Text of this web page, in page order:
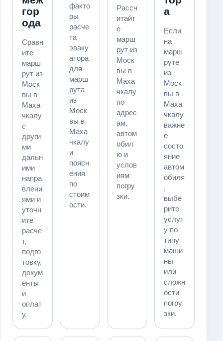
гор
ода
Сравн
ите
марш
рут из
Моск
вы в
Маха
чкалу
с
други
ми
дальн
ими
напра
влени
ями и
уточн
ите
расче
т,
подго
товку,
докум
енты
и
оплат
у.
факто
ры
расче
та
эваку
атора
для
марш
рута
из
Моск
вы в
Маха
чкалу
и
поясн
ения
по
стоим
ости.
Рассч
итайт
е
марш
рут из
Моск
вы в
Маха
чкалу
по
адрес
ам,
автом
обил
ю и
услов
иям
погру
зки.
а
Если
на
марш
руте
из
Моск
вы в
Маха
чкалу
важне
е
состо
яние
автом
обиля
,
выбе
рите
услуг
у по
типу
маши
ны
или
сложн
ости
погру
зки.